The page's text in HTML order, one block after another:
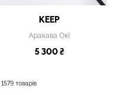
KEEP
Аракава Окі
5 300 ₴
1579 товарів